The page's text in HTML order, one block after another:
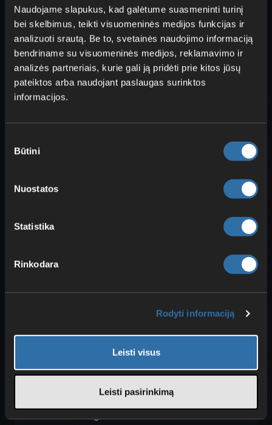
Naudojame slapukus, kad galėtume suasmeninti turinį
bei skelbimus, teikti visuomeninės medijos funkcijas ir
analizuoti srautą. Be to, svetainės naudojimo informaciją
bendriname su visuomeninės medijos, reklamavimo ir
analizės partneriais, kurie gali ją pridėti prie kitos jūsų
pateiktos arba naudojant paslaugas surinktos
informacijos.
pasirinkimas
Būtini
Nuostatos
Statistika
Rinkodara
Rodyti informaciją
Leisti visus
Leisti pasirinkimą
troškinys ir kelpo blokas už
smaragdus
Smaragdai →Triušienos troškinys:
Taisudėtingas receptas , bet ir
geriausias maistas žaidime
(išskyrus tortą). Puikus būdas greitai
Šarvdirbys: geriausi užkerėti
šarvai ir anglies mainai